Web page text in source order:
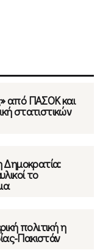
από ΠΑΣΟΚ και
στατιστικών
Δημοκρατία:
το
πολιτική η
Πακιστάν